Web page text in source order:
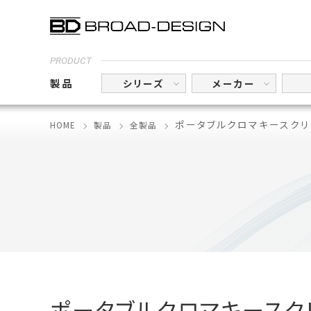
PRODUCT
製品 シリーズ メーカー
HOME 製品 全製品 ポータブルクロマキースクリ